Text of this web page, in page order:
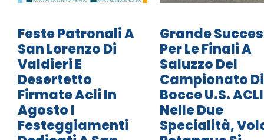
Feste Patronali A
San Lorenzo Di
Valdieri E
Desertetto
Firmate Acli In
Agosto I
Festeggiamenti
Grande
Per Le Finali A
Saluzzo Del
Campionato Di
Bocce U.S. ACLI
Nelle Due
Specialità,